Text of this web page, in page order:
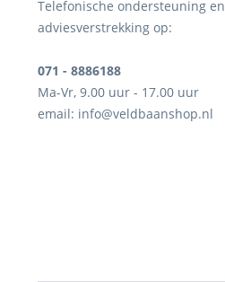
Telefonische ondersteuning en
adviesverstrekking op:
071 - 8886188
Ma-Vr, 9.00 uur - 17.00 uur
email: info@veldbaanshop.nl